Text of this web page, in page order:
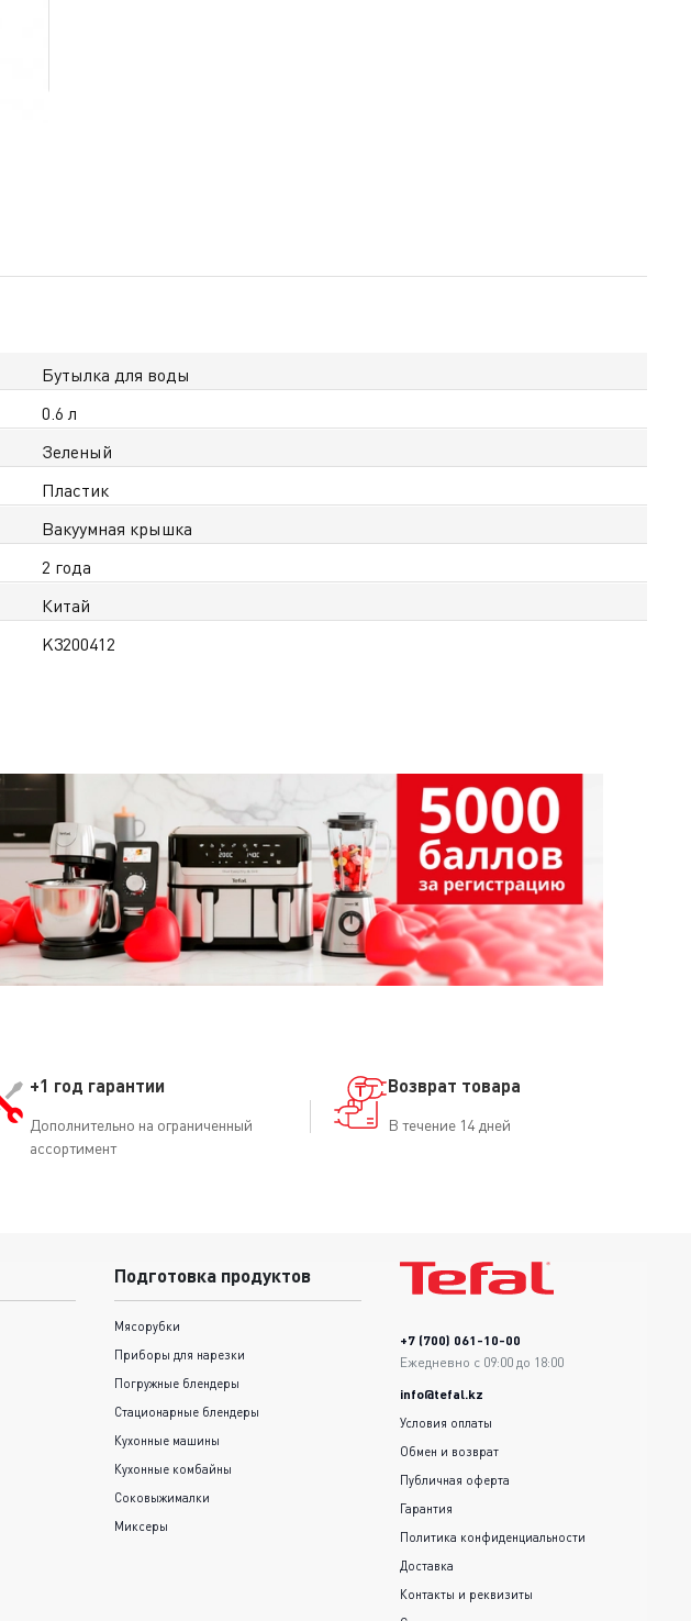
Бутылка для воды
0.6 л
Зеленый
Пластик
Вакуумная крышка
2 года
Китай
K3200412
+1 год гарантии
Дополнительно на ограниченный
ассортимент
Возврат товара
В течение 14 дней
Подготовка продуктов
Мясорубки
Приборы для нарезки
Погружные блендеры
Стационарные блендеры
Кухонные машины
Кухонные комбайны
Соковыжималки
Миксеры
+7 (700) 061-10-00
Ежедневно с 09:00 до 18:00
info@tefal.kz
Условия оплаты
Обмен и возврат
Публичная оферта
Гарантия
Политика конфиденциальности
Доставка
Контакты и реквизиты